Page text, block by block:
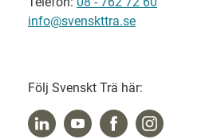
info@svenskttra.se
Följ Svenskt Trä här: